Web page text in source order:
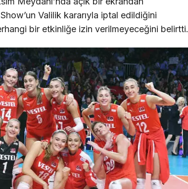
Valilik kararıyla iptal edildiğini
bir etkinliğe izin verilmeyeceğini belirtti.